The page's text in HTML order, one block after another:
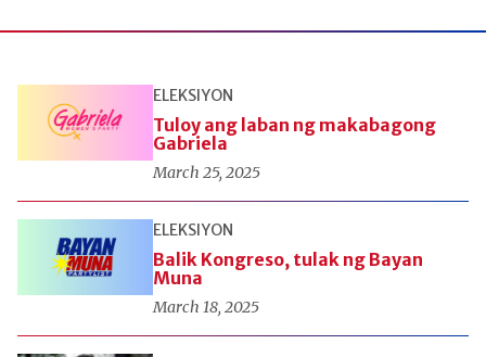
ELEKSIYON
Tuloy ang laban ng makabagong
Gabriela
March 25, 2025
ELEKSIYON
Balik Kongreso, tulak ng Bayan
Muna
March 18, 2025